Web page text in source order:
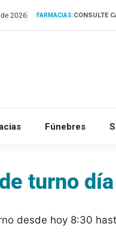
2026 FARMACIAS:CONSULTE
Fúnebres
turno
desde hoy 8:30